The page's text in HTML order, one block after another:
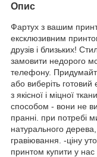
Опис
Фартух з вашим
ексклюзивним
друзів і близьких!
замовити недорого
телефону.
або виберіть готовий
з якісної і міцної
способом - вони не
пранні. при потребі
натурального
гравіювання. -ціну
принтом купити у